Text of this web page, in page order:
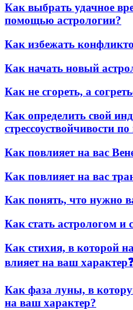
Как выбрать удачное
помощью астрологии?
Как избежать
Как начать новый
Как не сгореть, а
Как определить свой
стрессоуствойчивости
Как повлияет на вас
Как повлияет на вас
Как понять, что нужно
Как стать астрологом и
Как стихия, в которой
влияет на ваш
Как фаза луны, в
на ваш характер?